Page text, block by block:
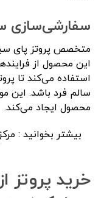
سفارشی‌سازی
متخصص پروتز پای
این محصول از
استفاده می‌کند تا
سالم فرد باشد. این
محصول ایجاد می‌کند.
بیشتر بخوانید :
خرید پروتز